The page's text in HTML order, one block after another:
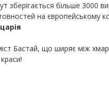
більше 3000
на європейському
Бастай, що ширяє між